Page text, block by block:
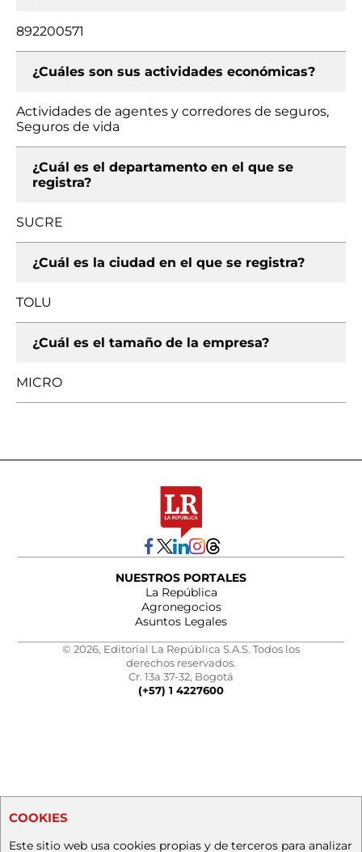
892200571
¿Cuáles son sus actividades económicas?
Actividades de agentes y corredores de seguros,
Seguros de vida
¿Cuál es el departamento en el que se
registra?
SUCRE
¿Cuál es la ciudad en el que se registra?
TOLU
¿Cuál es el tamaño de la empresa?
MICRO
NUESTROS PORTALES
La República
Agronegocios
Asuntos Legales
© 2026, Editorial La República S.A.S. Todos los
derechos reservados.
Cr. 13a 37-32, Bogotá
(+57) 1 4227600
COOKIES
Este sitio web usa cookies propias y de terceros para analizar